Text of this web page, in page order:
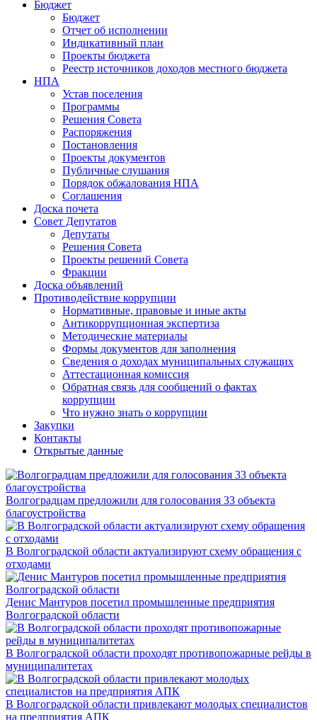
Бюджет
Бюджет
Отчет об исполнении
Индикативный план
Проекты бюджета
Реестр источников доходов местного бюджета
НПА
Устав поселения
Программы
Решения Совета
Распоряжения
Постановления
Проекты документов
Публичные слушания
Порядок обжалования НПА
Соглашения
Доска почета
Совет Депутатов
Депутаты
Решения Совета
Проекты решений Совета
Фракции
Доска объявлений
Противодействие коррупции
Нормативные, правовые и иные акты
Антикоррупционная экспертиза
Методические материалы
Формы документов для заполнения
Сведения о доходах муниципальных служащих
Аттестационная комиссия
Обратная связь для сообщений о фактах
коррупции
Что нужно знать о коррупции
Закупки
Контакты
Открытые данные
Волгоградцам предложили для голосования 33 объекта
благоустройства
В Волгоградской области актуализируют схему обращения с
отходами
Денис Мантуров посетил промышленные предприятия
Волгоградской области
В Волгоградской области проходят противопожарные рейды в
муниципалитетах
В Волгоградской области привлекают молодых специалистов
на предприятия АПК